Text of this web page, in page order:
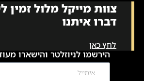
צוות מייקל מלול זמין
דברו איתנו
לחץ כאן
הירשמו לניוזלטר והישארו